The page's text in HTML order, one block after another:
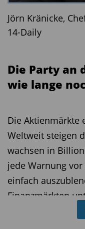
Jörn Kränicke,
14-Daily
Die Party an
wie lange
Die Aktienmärkte
Weltweit steigen
wachsen in
jede Warnung
einfach
Finanzmärkten
Eindruck, dass